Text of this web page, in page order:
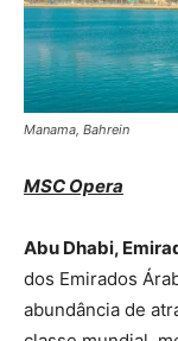
Manama, Bahrein
MSC Opera
Abu Dhabi,
dos Emirados
abundância de